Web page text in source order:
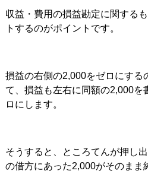
収益・費用の損益勘定に関する
トするのがポイントです。
損益の右側の2,000をゼロにする
て、損益も左右に同額の2,000を
ロにします。
そうすると、ところてんが押し
の借方にあった2,000がそのまま